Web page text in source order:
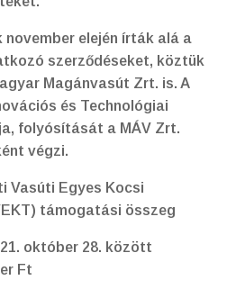
november elején írták alá a
szerződéseket, köztük
Magánvasút Zrt. is. A
és Technológiai
folyósítását a MÁV Zrt.
végzi.
Vasúti Egyes Kocsi
támogatási összeg
október 28. között
Ft